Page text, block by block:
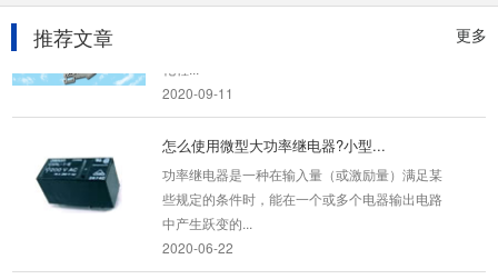
更多
推荐文章
接线端子就是用于实现电气连接的一种配件产
怎么使用微型大功率继电器?小型...
功率继电器是一种在输入量（或激励量）满足某
些规定的条件时，能在一个或多个电器输出电路
中产生跃变的...